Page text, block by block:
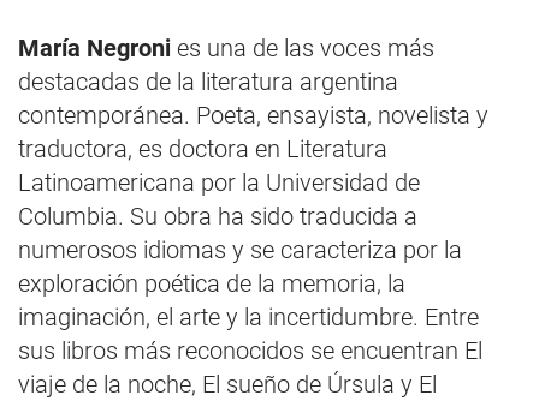
María Negroni es una de las voces más
destacadas de la literatura argentina
contemporánea. Poeta, ensayista, novelista y
traductora, es doctora en Literatura
Latinoamericana por la Universidad de
Columbia. Su obra ha sido traducida a
numerosos idiomas y se caracteriza por la
exploración poética de la memoria, la
imaginación, el arte y la incertidumbre. Entre
sus libros más reconocidos se encuentran El
viaje de la noche, El sueño de Úrsula y El